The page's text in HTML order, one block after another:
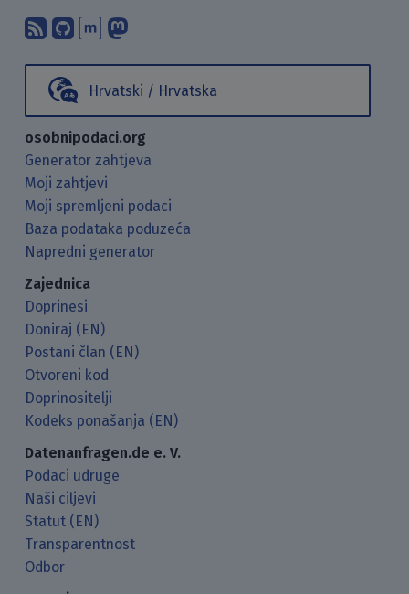
Pretplati se na naš blog koristeći
Pronađi nas na GitHubu.
Raspravljaj s nama putem
Hrvatski / Hrvatska
osobnipodaci.org
Generator zahtjeva
Moji zahtjevi
Moji spremljeni podaci
Baza podataka poduzeća
Napredni generator
Zajednica
Doprinesi
Doniraj (EN)
Postani član (EN)
Otvoreni kod
Doprinositelji
Kodeks ponašanja (EN)
Datenanfragen.de e. V.
Podaci udruge
Naši ciljevi
Statut (EN)
Transparentnost
Odbor